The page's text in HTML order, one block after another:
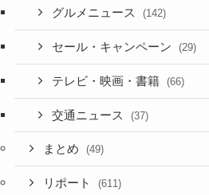
グルメニュース (142)
セール・キャンペーン (29)
テレビ・映画・書籍 (66)
交通ニュース (37)
まとめ (49)
リポート (611)